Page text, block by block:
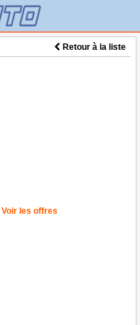
Retour à la liste
Voir les offres